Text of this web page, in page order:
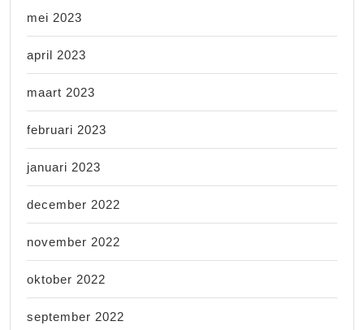
mei 2023
april 2023
maart 2023
februari 2023
januari 2023
december 2022
november 2022
oktober 2022
september 2022